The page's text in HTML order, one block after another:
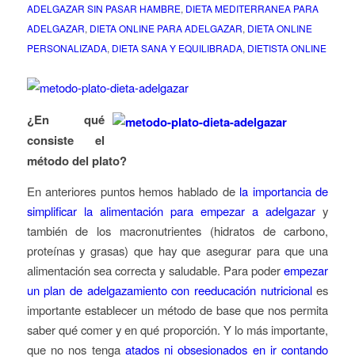
ADELGAZAR SIN PASAR HAMBRE, DIETA MEDITERRANEA PARA
ADELGAZAR, DIETA ONLINE PARA ADELGAZAR, DIETA ONLINE
PERSONALIZADA, DIETA SANA Y EQUILIBRADA, DIETISTA ONLINE
¿En
qué
consiste el
método del plato?
En anteriores puntos hemos hablado dela importancia de
simplificar la alimentación para empezar a adelgazar y
también de los macronutrientes (hidratos de carbono,
proteínas y grasas) que hay que asegurar para que una
alimentación sea correcta y saludable. Para poderempezar
un plan de adelgazamiento con reeducación nutricionales
importante establecer un método de base que nos permita
saber qué comer y en qué proporción. Y lo más importante,
que no nos tenga atados ni obsesionados en ir contando